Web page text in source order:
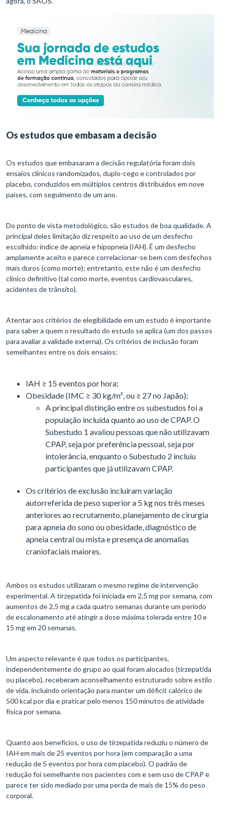
Os estudos que embasam a decisão
Os estudos que embasaram a decisão regulatória foram dois
ensaios clínicos randomizados, duplo-cego e controlados por
placebo, conduzidos em múltiplos centros distribuídos em nove
países, com seguimento de um ano.
Do ponto de vista metodológico, são estudos de boa qualidade. A
principal deles limitação diz respeito ao uso de um desfecho
escolhido: índice de apneia e hipopneia (IAH). É um desfecho
amplamente aceito e parece correlacionar-se bem com desfechos
mais duros (como morte); entretanto, este não é um desfecho
clínico definitivo (tal como morte, eventos cardiovasculares,
acidentes de trânsito).
Atentar aos critérios de elegibilidade em um estudo é importante
para saber a quem o resultado do estudo se aplica (um dos passos
para avaliar a validade externa). Os critérios de inclusão foram
semelhantes entre os dois ensaios:
IAH ≥ 15 eventos por hora;
Obesidade (IMC ≥ 30 kg/m², ou ≥ 27 no Japão);
A principal distinção entre os subestudos foi a
população incluída quanto ao uso de CPAP. O
Subestudo 1 avaliou pessoas que não utilizavam
CPAP, seja por preferência pessoal, seja por
intolerância, enquanto o Subestudo 2 incluiu
participantes que já utilizavam CPAP.
Os critérios de exclusão incluíram variação
autorreferida de peso superior a 5 kg nos três meses
anteriores ao recrutamento, planejamento de cirurgia
para apneia do sono ou obesidade, diagnóstico de
apneia central ou mista e presença de anomalias
craniofaciais maiores.
Ambos os estudos utilizaram o mesmo regime de intervenção
experimental. A tirzepatida foi iniciada em 2,5 mg por semana, com
aumentos de 2,5 mg a cada quatro semanas durante um período
de escalonamento até atingir a dose máxima tolerada entre 10 e
15 mg em 20 semanas.
Um aspecto relevante é que todos os participantes,
independentemente do grupo ao qual foram alocados (tirzepatida
ou placebo), receberam aconselhamento estruturado sobre estilo
de vida, incluindo orientação para manter um déficit calórico de
500 kcal por dia e praticar pelo menos 150 minutos de atividade
física por semana.
Quanto aos benefícios, o uso de tirzepatida reduziu o número de
IAH em mais de 25 eventos por hora (em comparação a uma
redução de 5 eventos por hora com placebo). O padrão de
redução foi semelhante nos pacientes com e sem uso de CPAP e
parece ter sido mediado por uma perda de mais de 15% do peso
corporal.